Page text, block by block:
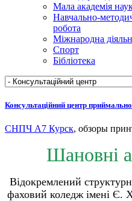
Мала академія
Навчально-
робота
Міжнародна
Спорт
Бібліотека
Консультаційний центр
СНПЧ А7 Курск, обзоры
Шановні
Відокремлений
фаховий коледж імені Є.